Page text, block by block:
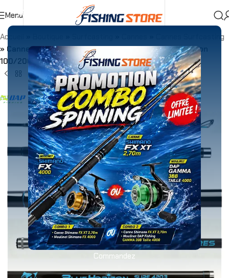
Commandez
Menu
Accueil
Cannes Surfcasting
» Canne DAP FISHING Blue Horizon Surf-Casting Carbon
100/200g 3 pcs